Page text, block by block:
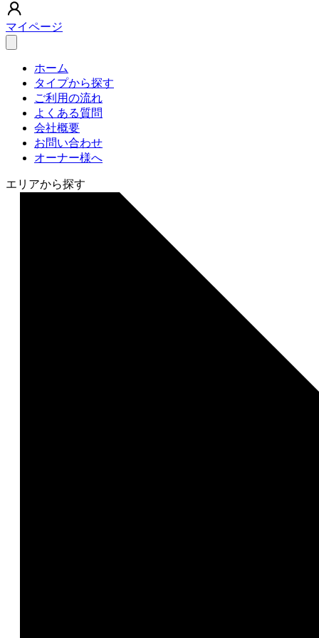
マイページ
ホーム
タイプから探す
ご利用の流れ
よくある質問
会社概要
お問い合わせ
オーナー様へ
エリアから探す